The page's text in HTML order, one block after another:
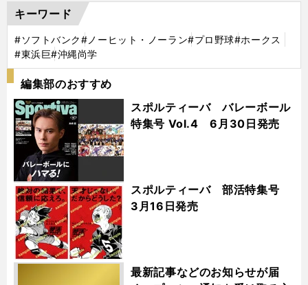
キーワード
#ソフトバンク#ノーヒット・ノーラン#プロ野球#ホークス
#東浜巨#沖縄尚学
編集部のおすすめ
スポルティーバ バレーボール
特集号 Vol.4 6月30日発売
スポルティーバ 部活特集号
3月16日発売
最新記事などのお知らせが届